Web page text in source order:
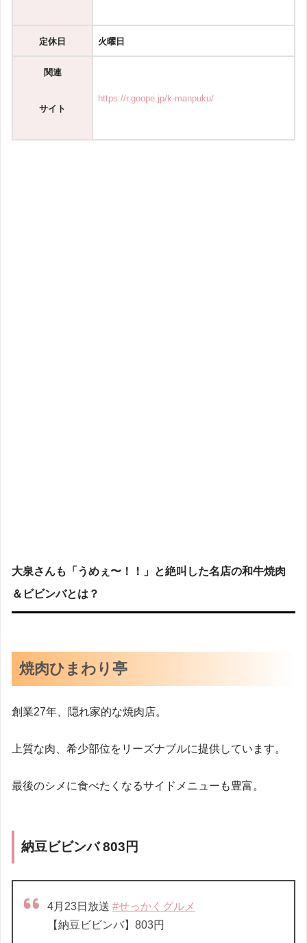
定休日 火曜日
関連
サイト
https://r.goope.jp/k-manpuku/
大泉さんも「うめぇ〜！！」と絶叫した名店の和牛焼肉
＆ビビンバとは？
焼肉ひまわり亭
創業27年、隠れ家的な焼肉店。
上質な肉、希少部位をリーズナブルに提供しています。
最後のシメに食べたくなるサイドメニューも豊富。
納豆ビビンバ 803円
4月23日放送 #せっかくグルメ
【納豆ビビンバ】803円